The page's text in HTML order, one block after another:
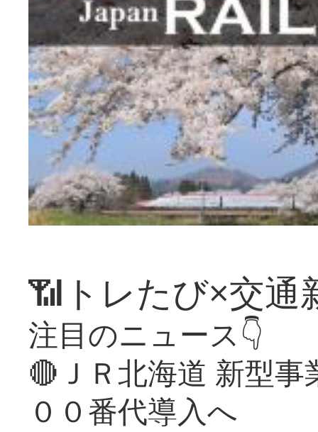
📶トレたび×交通
注目のニュース👇
🔴ＪＲ北海道 新型
００番代導入へ